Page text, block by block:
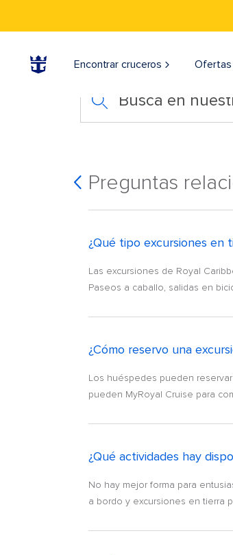
Encontrar cruceros Ofertas
Busca en
Preguntas
¿Qué tipo excursiones en
Las excursiones de Royal
Paseos a caballo, salidas en
¿Cómo reservo una
Los huéspedes pueden
pueden MyRoyal Cruise para
¿Qué actividades hay
No hay mejor forma para
a bordo y excursiones en tierra